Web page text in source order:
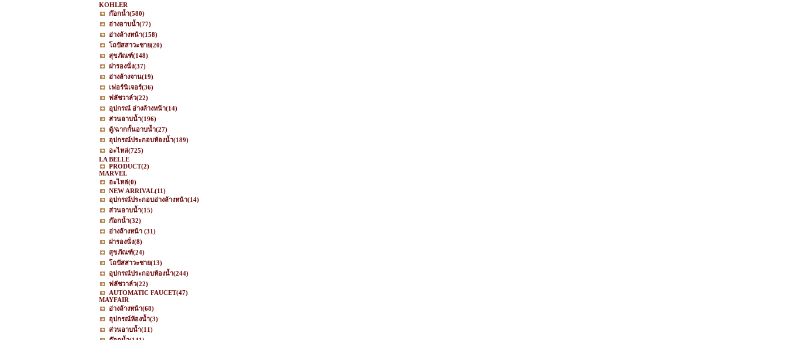
KOHLER
ก๊อกน้ำ(580)
อ่างอาบน้ำ(77)
อ่างล้างหน้า(158)
โถปัสสาวะชาย(20)
สุขภัณฑ์(148)
ฝารองนั่ง(37)
อ่างล้างจาน(19)
เฟอร์นิเจอร์(36)
ฟลัชวาล์ว(22)
อุปกรณ์ อ่างล้างหน้า(14)
ส่วนอาบน้ำ(196)
ตู้/ฉากกั้นอาบน้ำ(27)
อุปกรณ์ประกอบห้องน้ำ(189)
อะไหล่(725)
LA BELLE
PRODUCT(2)
MARVEL
อะไหล่(0)
NEW ARRIVAL(11)
อุปกรณ์ประกอบอ่างล้างหน้า(14)
ส่วนอาบน้ำ(15)
ก๊อกน้ำ(32)
อ่างล้างหน้า (31)
ฝารองนั่ง(8)
สุขภัณฑ์(24)
โถปัสสาวะชาย(13)
อุปกรณ์ประกอบห้องน้ำ(244)
ฟลัชวาล์ว(22)
AUTOMATIC FAUCET(47)
MAYFAIR
อ่างล้างหน้า(68)
อุปกรณ์ห้องน้ำ(3)
ส่วนอาบน้ำ(11)